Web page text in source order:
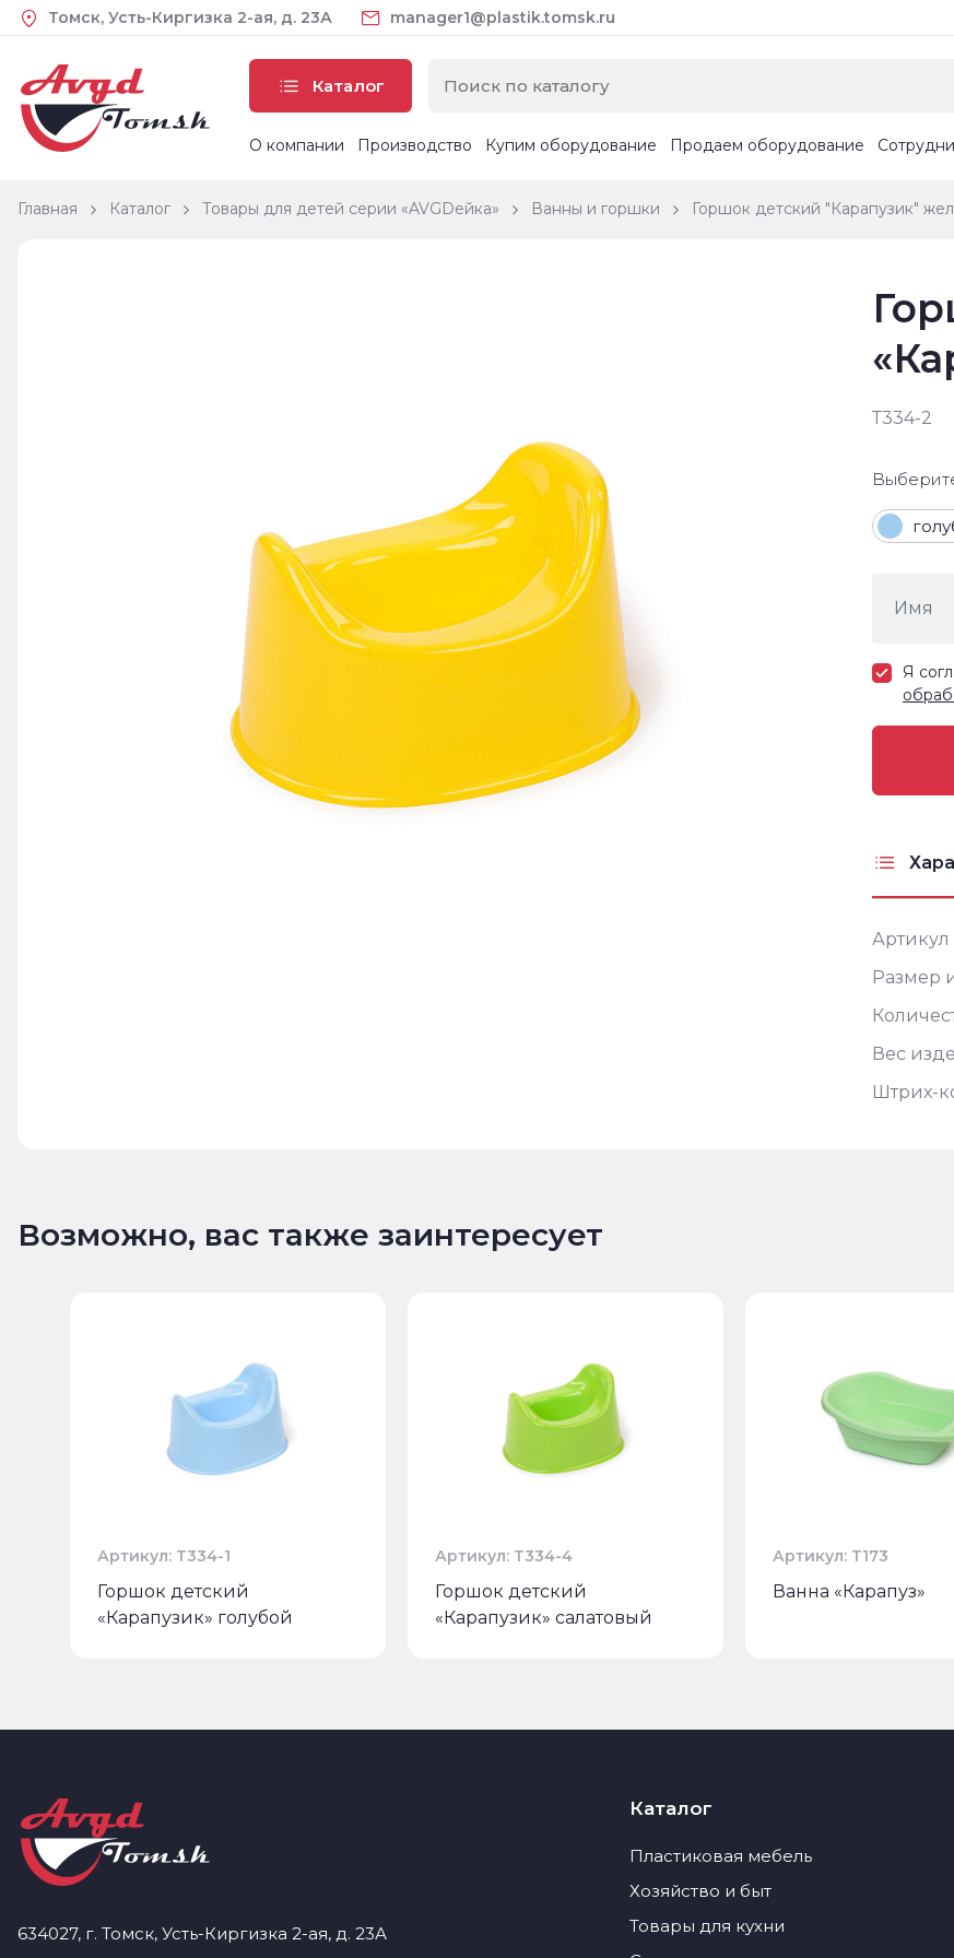
Томск, Усть-Киргизка 2-ая, д. 23А manager1@plastik.tomsk.ru
Каталог
О компании Производство Купим оборудование Продаем оборудование
Главная Каталог Товары для детей серии «AVGDейка» Ванны и горшки Горшок детский "Карапузик"
Т334-2
Я
Артикул
Размер
Вес
Штрих-
Возможно, вас также заинтересует
Артикул: Т334-1
Горшок детский
«Карапузик» голубой
Артикул: Т334-4
Горшок детский
«Карапузик» салатовый
Артикул: Т173
Ванна «Карапуз»
634027, г. Томск, Усть-Киргизка 2-ая, д. 23А
Каталог
Пластиковая мебель
Хозяйство и быт
Товары для кухни